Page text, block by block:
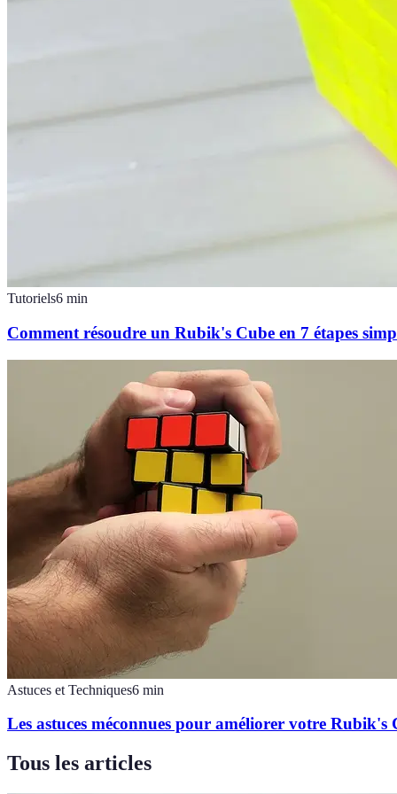
Tutoriels6 min
Comment résoudre un Rubik's Cube en 7 étapes
Astuces et Techniques6 min
Les astuces méconnues pour améliorer votre Rubik's
Tous les articles